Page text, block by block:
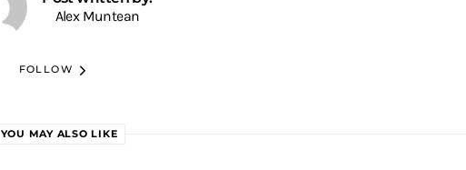
Alex Muntean
FOLLOW
YOU MAY ALSO LIKE